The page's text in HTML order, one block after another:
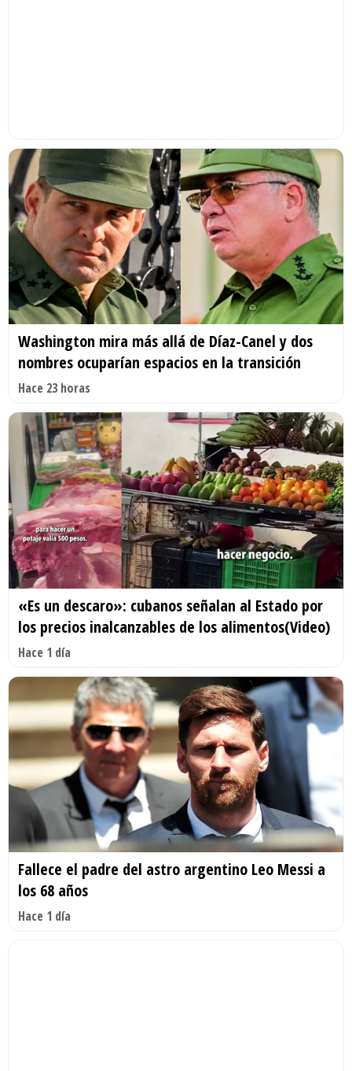
Washington mira más allá de Díaz-Canel y dos
nombres ocuparían espacios en la transición
Hace 23 horas
«Es un descaro»: cubanos señalan al Estado por
los precios inalcanzables de los alimentos(Video)
Hace 1 día
Fallece el padre del astro argentino Leo Messi a
los 68 años
Hace 1 día